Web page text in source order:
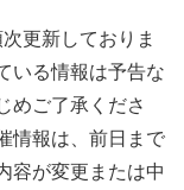
更新しておりま
いる情報は予告な
めご了承くださ
情報は、前日まで
容が変更または中